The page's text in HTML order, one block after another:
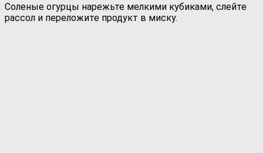
Соленые огурцы нарежьте мелкими кубиками, слейте
рассол и переложите продукт в миску.